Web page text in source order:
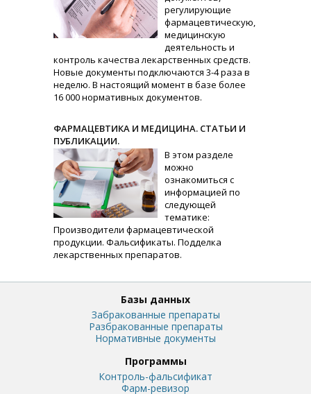
регулирующие
фармацевтическую,
медицинскую
деятельность и
контроль качества лекарственных средств.
Новые документы подключаются 3-4 раза в
неделю. В настоящий момент в базе более
16 000 нормативных документов.
ФАРМАЦЕВТИКА И МЕДИЦИНА. СТАТЬИ И
ПУБЛИКАЦИИ.
В этом разделе
можно
ознакомиться с
информацией по
следующей
тематике:
Производители фармацевтической
продукции. Фальсификаты. Подделка
лекарственных препаратов.
Базы данных
Забракованные препараты
Разбракованные препараты
Нормативные документы
Программы
Контроль-фальсификат
Фарм-ревизор